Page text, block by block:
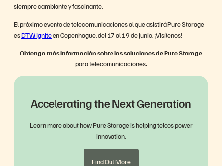
siempre cambiante y fascinante.
El próximo evento de telecomunicaciones al que asistirá Pure Storage
esDTW Igniteen Copenhague, del 17 al 19 de junio. ¡Visítenos!
Obtenga más información sobre las soluciones de Pure Storage
para telecomunicaciones.
Accelerating the Next Generation
Learn more about how Pure Storage is helping telcos power
innovation.
Find Out More